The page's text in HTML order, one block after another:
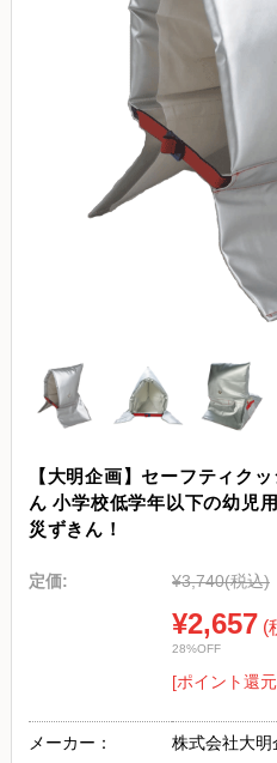
【大明企画】セーフティク
ん 小学校低学年以下の幼児
災ずきん！
定価: ¥3,740(税込)
¥2,657 (
28%OFF
[ポイント還
メーカー： 株式会社大明